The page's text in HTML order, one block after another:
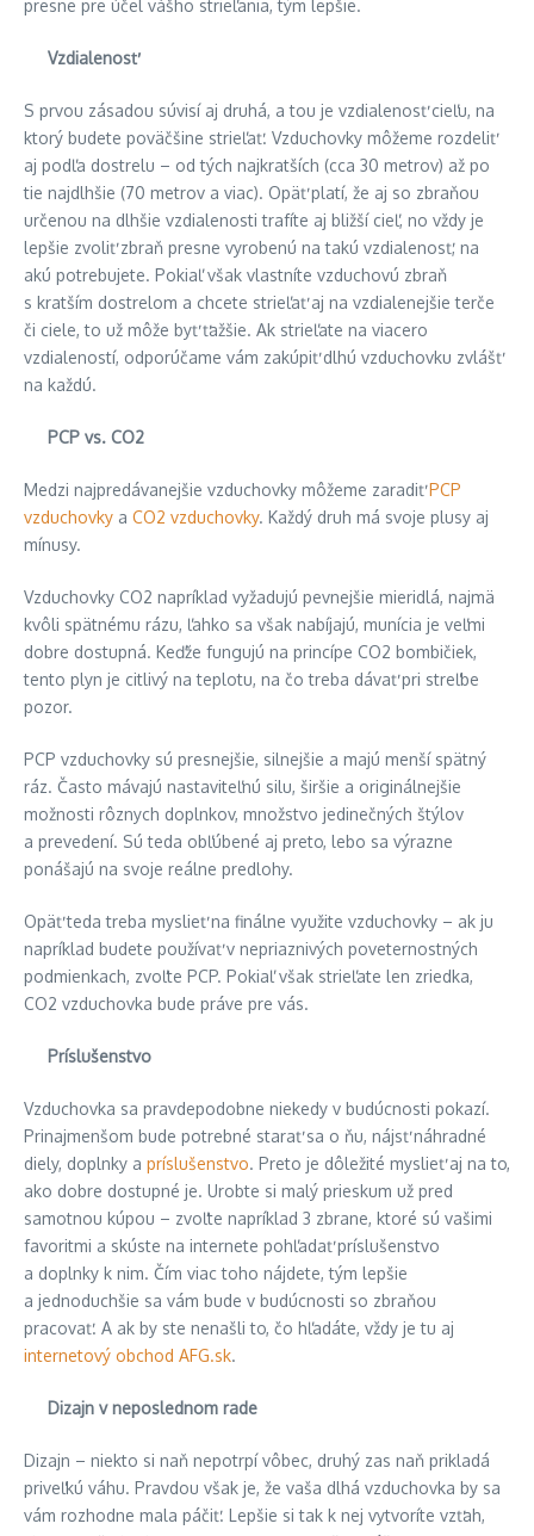
presne pre účel vášho strieľania, tým lepšie.
Vzdialenosť
S prvou zásadou súvisí aj druhá, a tou je vzdialenosť cieľu, na
ktorý budete poväčšine strieľať. Vzduchovky môžeme rozdeliť
aj podľa dostrelu – od tých najkratších (cca 30 metrov) až po
tie najdlhšie (70 metrov a viac). Opäť platí, že aj so zbraňou
určenou na dlhšie vzdialenosti trafíte aj bližší cieľ, no vždy je
lepšie zvoliť zbraň presne vyrobenú na takú vzdialenosť, na
akú potrebujete. Pokiaľ však vlastníte vzduchovú zbraň
s kratším dostrelom a chcete strieľať aj na vzdialenejšie terče
či ciele, to už môže byť ťažšie. Ak strieľate na viacero
vzdialeností, odporúčame vám zakúpiť dlhú vzduchovku zvlášť
na každú.
PCP vs. CO2
Medzi najpredávanejšie vzduchovky môžeme zaradiťPCP
vzduchovky a CO2 vzduchovky. Každý druh má svoje plusy aj
mínusy.
Vzduchovky CO2 napríklad vyžadujú pevnejšie mieridlá, najmä
kvôli spätnému rázu, ľahko sa však nabíjajú, munícia je veľmi
dobre dostupná. Keďže fungujú na princípe CO2 bombičiek,
tento plyn je citlivý na teplotu, na čo treba dávať pri streľbe
pozor.
PCP vzduchovky sú presnejšie, silnejšie a majú menší spätný
ráz. Často mávajú nastaviteľnú silu, širšie a originálnejšie
možnosti rôznych doplnkov, množstvo jedinečných štýlov
a prevedení. Sú teda obľúbené aj preto, lebo sa výrazne
ponášajú na svoje reálne predlohy.
Opäť teda treba myslieť na finálne využite vzduchovky – ak ju
napríklad budete používať v nepriaznivých poveternostných
podmienkach, zvoľte PCP. Pokiaľ však strieľate len zriedka,
CO2 vzduchovka bude práve pre vás.
Príslušenstvo
Vzduchovka sa pravdepodobne niekedy v budúcnosti pokazí.
Prinajmenšom bude potrebné starať sa o ňu, nájsť náhradné
diely, doplnky a príslušenstvo. Preto je dôležité myslieť aj na to,
ako dobre dostupné je. Urobte si malý prieskum už pred
samotnou kúpou – zvoľte napríklad 3 zbrane, ktoré sú vašimi
favoritmi a skúste na internete pohľadať príslušenstvo
a doplnky k nim. Čím viac toho nájdete, tým lepšie
a jednoduchšie sa vám bude v budúcnosti so zbraňou
pracovať. A ak by ste nenašli to, čo hľadáte, vždy je tu aj
internetový obchod AFG.sk.
Dizajn v neposlednom rade
Dizajn – niekto si naň nepotrpí vôbec, druhý zas naň prikladá
priveľkú váhu. Pravdou však je, že vaša dlhá vzduchovka by sa
vám rozhodne mala páčiť. Lepšie si tak k nej vytvoríte vzťah,